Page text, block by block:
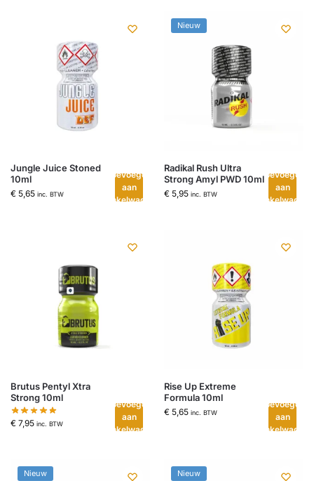
Jungle Juice Stoned
10ml
€ 5,65 inc. BTW
Toevoegen
aan
winkelwagen
Nieuw
Radikal Rush Ultra
Strong Amyl PWD 10ml
€ 5,95 inc. BTW
Toevoegen
aan
winkelwagen
Brutus Pentyl Xtra
Strong 10ml
€ 7,95 inc. BTW
Toevoegen
aan
winkelwagen
Rise Up Extreme
Formula 10ml
€ 5,65 inc. BTW
Toevoegen
aan
winkelwagen
Nieuw Nieuw